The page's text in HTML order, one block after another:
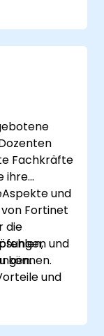
zu
Reaktion
Fachkräfte
ihre
und
Fortinet
können.
die
und
und